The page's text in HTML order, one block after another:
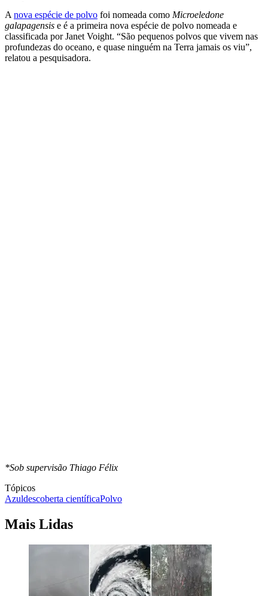
A nova espécie de polvo foi nomeada como Microeledone
galapagensis e é a primeira nova espécie de polvo nomeada e
classificada por Janet Voight. “São pequenos polvos que vivem nas
profundezas do oceano, e quase ninguém na Terra jamais os viu”,
relatou a pesquisadora.
*Sob supervisão Thiago Félix
Tópicos
Azuldescoberta científicaPolvo
Mais Lidas